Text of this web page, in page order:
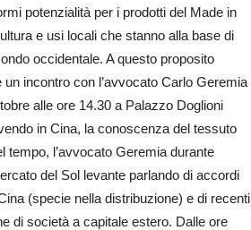
potenzialità per i prodotti del Made in
e usi locali che stanno alla base di
occidentale. A questo proposito
incontro con l’avvocato Carlo Geremia
alle ore 14.30 a Palazzo Doglioni
in Cina, la conoscenza del tessuto
l’avvocato Geremia durante
del Sol levante parlando di accordi
(specie nella distribuzione) e di recenti
di società a capitale estero. Dalle ore